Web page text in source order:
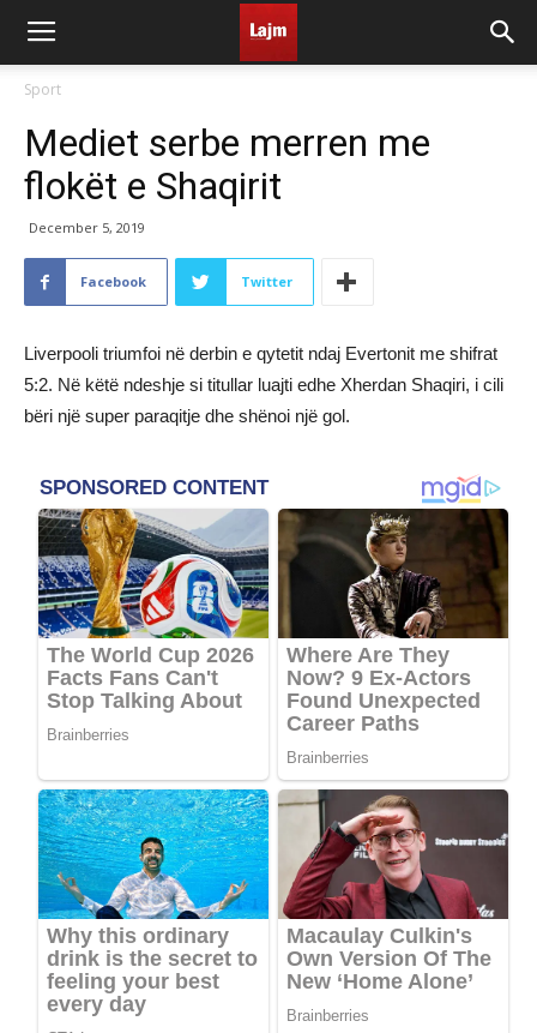
Sport
Mediet serbe merren me
flokët e Shaqirit
December 5, 2019
Facebook Twitter
Liverpooli triumfoi në derbin e qytetit ndaj Evertonit me shifrat
5:2. Në këtë ndeshje si titullar luajti edhe Xherdan Shaqiri, i cili
bëri një super paraqitje dhe shënoi një gol.